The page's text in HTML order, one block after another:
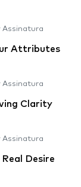
Assinatura
Attributes
Assinatura
Clarity
Assinatura
Desire